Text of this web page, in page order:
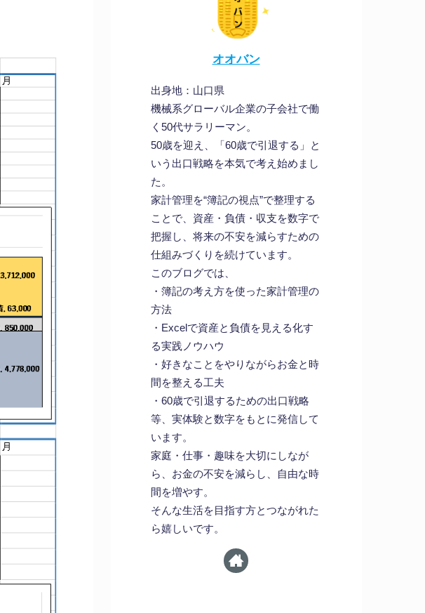
オオバン
出身地：山口県
機械系グローバル企業の子会社で働
く50代サラリーマン。
50歳を迎え、「60歳で引退する」と
いう出口戦略を本気で考え始めまし
た。
家計管理を“簿記の視点”で整理する
ことで、資産・負債・収支を数字で
把握し、将来の不安を減らすための
仕組みづくりを続けています。
このブログでは、
・簿記の考え方を使った家計管理の
方法
・Excelで資産と負債を見える化す
る実践ノウハウ
・好きなことをやりながらお金と時
間を整える工夫
・60歳で引退するための出口戦略
等、実体験と数字をもとに発信して
います。
家庭・仕事・趣味を大切にしなが
ら、お金の不安を減らし、自由な時
間を増やす。
そんな生活を目指す方とつながれた
ら嬉しいです。